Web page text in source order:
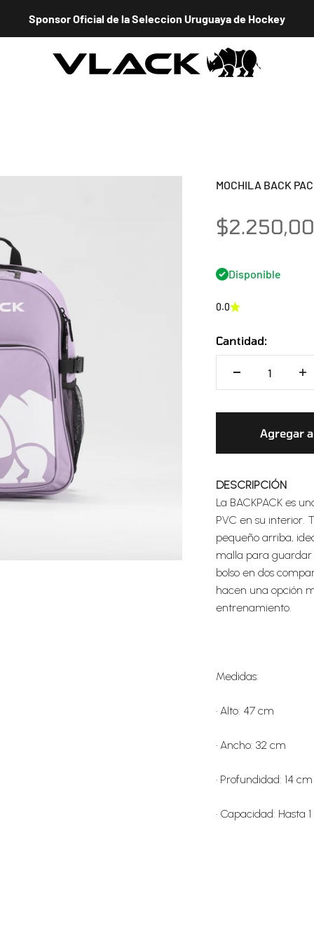
Sponsor Oficial de la Seleccion Uruguaya de Hockey
VLACK HOCKEY URUGUAY
MOCHILA BACK
Precio de
$2.250,00
Disponible
0.0
Cantidad:
Agregar
DESCRIPCIÓN
La BACKPACK es
PVC en su interior.
pequeño arriba,
malla para guardar
bolso en dos
hacen una opción
entrenamiento.
Medidas:
• Alto: 47 cm
• Ancho: 32 cm
• Profundidad: 14 cm
• Capacidad: Hasta